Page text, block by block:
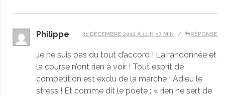
Philippe 31 DÉCEMBRE 2012 À 11 H 57 MIN RÉPONSE
Je ne suis pas du tout d’accord ! La randonnée et
la course n’ont rien à voir ! Tout esprit de
compétition est exclu de la marche ! Adieu le
stress ! Et comme dit le poète : « rien ne sert de